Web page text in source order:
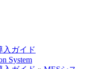
入ガイド